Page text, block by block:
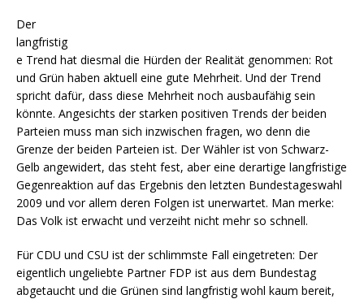
Der
langfristig
e Trend hat diesmal die Hürden der Realität genommen: Rot
und Grün haben aktuell eine gute Mehrheit. Und der Trend
spricht dafür, dass diese Mehrheit noch ausbaufähig sein
könnte. Angesichts der starken positiven Trends der beiden
Parteien muss man sich inzwischen fragen, wo denn die
Grenze der beiden Parteien ist. Der Wähler ist von Schwarz-
Gelb angewidert, das steht fest, aber eine derartige langfristige
Gegenreaktion auf das Ergebnis den letzten Bundestageswahl
2009 und vor allem deren Folgen ist unerwartet. Man merke:
Das Volk ist erwacht und verzeiht nicht mehr so schnell.
Für CDU und CSU ist der schlimmste Fall eingetreten: Der
eigentlich ungeliebte Partner FDP ist aus dem Bundestag
abgetaucht und die Grünen sind langfristig wohl kaum bereit,